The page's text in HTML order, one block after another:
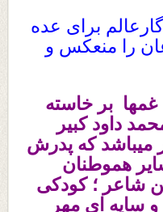
برای عده
را منعکس و
غمها بر خاسته
داود کبیر
میباشد که پدرش
هموطنان
شاعر ؛ کودکی
سایه ای مهر